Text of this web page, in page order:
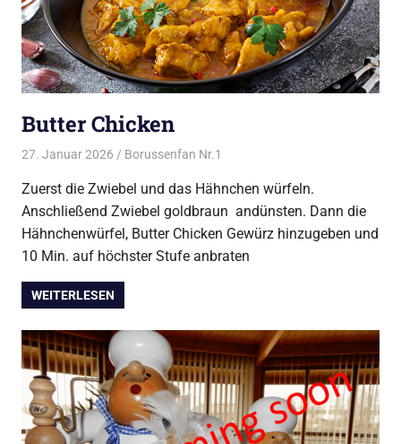
Butter Chicken
27. Januar 2026 Borussenfan Nr.1
Zuerst die Zwiebel und das Hähnchen würfeln.
Anschließend Zwiebel goldbraun andünsten. Dann die
Hähnchenwürfel, Butter Chicken Gewürz hinzugeben und
10 Min. auf höchster Stufe anbraten
WEITERLESEN